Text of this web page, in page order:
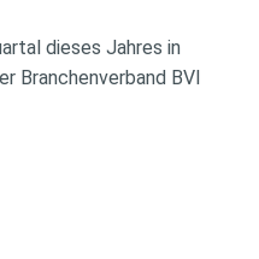
dieses Jahres in
Branchenverband BVI